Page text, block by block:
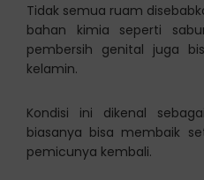
Tidak semua ruam
bahan kimia seperti
pembersih genital juga
kelamin.
Kondisi ini dikenal
biasanya bisa membaik
pemicunya kembali.